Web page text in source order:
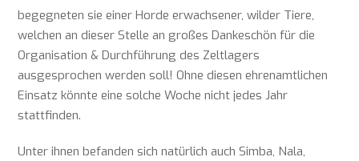
begegneten sie einer Horde erwachsener, wilder Tiere,
welchen an dieser Stelle an großes Dankeschön für die
Organisation & Durchführung des Zeltlagers
ausgesprochen werden soll! Ohne diesen ehrenamtlichen
Einsatz könnte eine solche Woche nicht jedes Jahr
stattfinden.
Unter ihnen befanden sich natürlich auch Simba, Nala,